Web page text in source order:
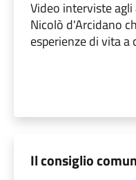
Video interviste
Nicolò d'Arcidano
esperienze di vita
Il consiglio